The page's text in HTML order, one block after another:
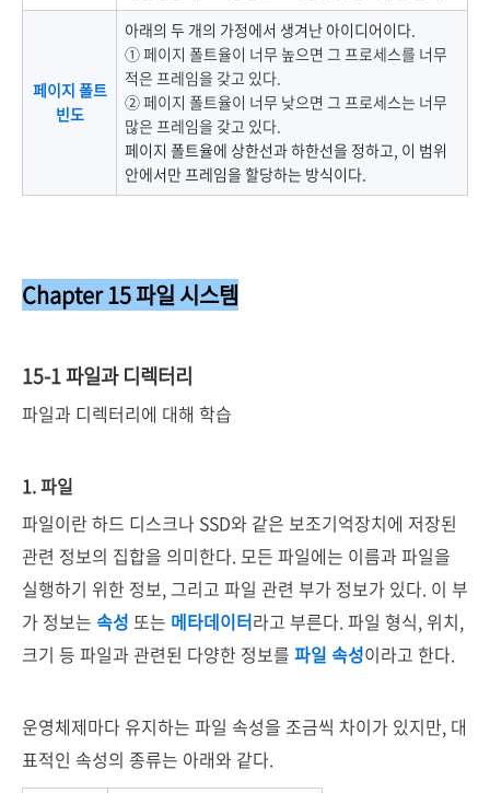
페이지 폴트
빈도
아래의 두 개의 가정에서 생겨난 아이디어이다.
① 페이지 폴트율이 너무 높으면 그 프로세스를 너무
적은 프레임을 갖고 있다.
② 페이지 폴트율이 너무 낮으면 그 프로세스는 너무
많은 프레임을 갖고 있다.
페이지 폴트율에 상한선과 하한선을 정하고, 이 범위
안에서만 프레임을 할당하는 방식이다.
Chapter 15 파일 시스템
15-1 파일과 디렉터리
파일과 디렉터리에 대해 학습
1. 파일
파일이란 하드 디스크나 SSD와 같은 보조기억장치에 저장된
관련 정보의 집합을 의미한다. 모든 파일에는 이름과 파일을
실행하기 위한 정보, 그리고 파일 관련 부가 정보가 있다. 이 부
가 정보는 속성 또는 메타데이터라고 부른다. 파일 형식, 위치,
크기 등 파일과 관련된 다양한 정보를 파일 속성이라고 한다.
운영체제마다 유지하는 파일 속성을 조금씩 차이가 있지만, 대
표적인 속성의 종류는 아래와 같다.